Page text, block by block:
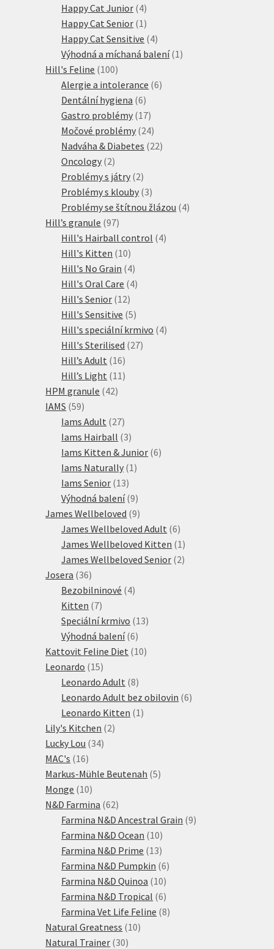
Happy Cat Junior 44
produkty
Happy Cat Senior 1 1
produkt
Happy Cat Sensitive 44
produkty
Výhodná a míchaná balení 1 1
Hill's Feline 100100
produktů
Alergie a intolerance 66
Dentální hygiena 66
produktů
Gastro problémy 1717
produktů
Močové problémy 2424
produktů
Nadváha & Diabetes 2222
Oncology 22
produkty
Problémy s játry 22
produkty
Problémy s klouby 33
produkty
Problémy se štítnou žlázou 44
Hill’s granule 9797
produktů
Hill's Hairball control 44
Hill's Kitten 1010
produktů
Hill's No Grain 44
produkty
Hill's Oral Care 44
Hill's Senior 1212
produktů
Hill's Sensitive 55
produktů
Hill's speciální krmivo 44
Hill's Sterilised 2727
Hill’s Adult 1616
produktů
Hill’s Light 11 11
HPM granule 4242
IAMS 5959
produktů
Iams Adult 2727
produktů
Iams Hairball 33
produkty
Iams Kitten & Junior 66
Iams Naturally 1 1
Iams Senior 1313
produktů
Výhodná balení 99
produktů
James Wellbeloved 99
produktů
James Wellbeloved Adult 66
produktů
James Wellbeloved Kitten 1 1
produkt
James Wellbeloved Senior 22
Josera 3636
produktů
Bezobilninové 44
Kitten 77
produktů
Speciální krmivo 1313
Výhodná balení 66
produktů
Kattovit Feline Diet 1010
Leonardo 1515
produktů
Leonardo Adult 88
produktů
Leonardo Adult bez obilovin 66
Leonardo Kitten 1 1
Lily's Kitchen 22
Lucky Lou 3434
MAC's 1616
produktů
Markus-Mühle Beutenah 55
Monge 1010
produktů
N&D Farmina 6262
produktů
Farmina N&D Ancestral Grain 99
Farmina N&D Ocean 1010
produktů
Farmina N&D Prime 1313
produktů
Farmina N&D Pumpkin 66
Farmina N&D Quinoa 1010
produktů
Farmina N&D Tropical 66
produktů
Farmina Vet Life Feline 88
Natural Greatness 1010
Natural Trainer 3030